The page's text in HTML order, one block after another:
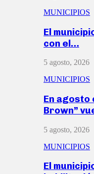
MUNICIPIOS
El
con el…
5 agosto, 2026
MUNICIPIOS
En agosto
Brown”
5 agosto, 2026
MUNICIPIOS
El